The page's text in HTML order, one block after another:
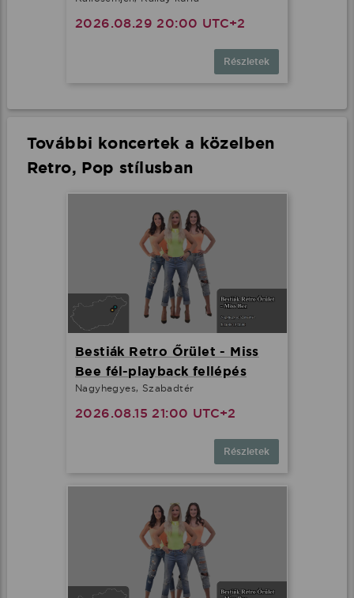
2026.08.29 20:00 UTC+2
Részletek
További koncertek a közelben
Retro, Pop stílusban
Bestiák Retro Őrület - Miss
Bee fél-playback fellépés
Nagyhegyes, Szabadtér
2026.08.15 21:00 UTC+2
Részletek